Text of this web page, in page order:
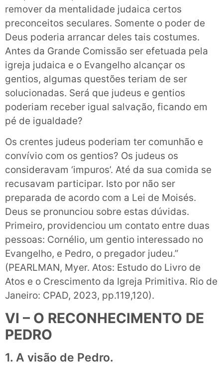
remover da mentalidade judaica certos
preconceitos seculares. Somente o poder de
Deus poderia arrancar deles tais costumes.
Antes da Grande Comissão ser efetuada pela
igreja judaica e o Evangelho alcançar os
gentios, algumas questões teriam de ser
solucionadas. Será que judeus e gentios
poderiam receber igual salvação, ficando em
pé de igualdade?
Os crentes judeus poderiam ter comunhão e
convívio com os gentios? Os judeus os
consideravam ‘impuros’. Até da sua comida se
recusavam participar. Isto por não ser
preparada de acordo com a Lei de Moisés.
Deus se pronunciou sobre estas dúvidas.
Primeiro, providenciou um contato entre duas
pessoas: Cornélio, um gentio interessado no
Evangelho, e Pedro, o pregador judeu.”
(PEARLMAN, Myer. Atos: Estudo do Livro de
Atos e o Crescimento da Igreja Primitiva. Rio de
Janeiro: CPAD, 2023, pp.119,120).
VI – O RECONHECIMENTO DE
PEDRO
1. A visão de Pedro.